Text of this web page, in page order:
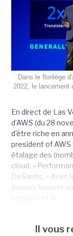
Dans le florilège
2022, le lancement
En direct de Las
d’AWS (du 28
d'être riche en
president of
étalage des
cloud. «
DeSantis. « Avec
devons trouver
Il vous